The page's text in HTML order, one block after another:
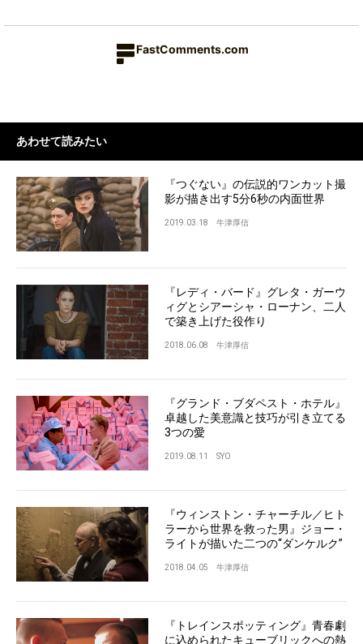
FastComments.com
あわせて読みたい
『つぐない』の伝説的ワンカット撮
影が描き出す5分6秒の内面世界
2019.03.18 牛津厚信
『レディ・バード』グレタ・ガーウ
ィグとシアーシャ・ローナン、二人
で築き上げた役作り
2018.06.08 牛津厚信
『グランド・ブダペスト・ホテル』
卓越した美意識と技巧が引き立てる
3つの愛
2019.08.11 SYO
『ウィンストン・チャーチル／ヒト
ラーから世界を救った男』ジョー・
ライトが描いた二つの“ダンケルク”
2018.04.05 牛津厚信
『トレインスポッティング』青春劇
に込められたキューブリックへの熱